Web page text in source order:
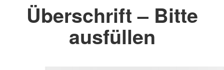
Überschrift – Bitte
ausfüllen